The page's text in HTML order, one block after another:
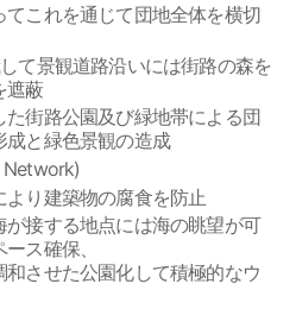
これを通じて団地全体を横切
て景観道路沿いには街路の森を
遮蔽
街路公園及び緑地帯による団
と緑色景観の造成
Network)
り建築物の腐食を防止
接する地点には海の眺望が可
ス確保、
させた公園化して積極的なウ